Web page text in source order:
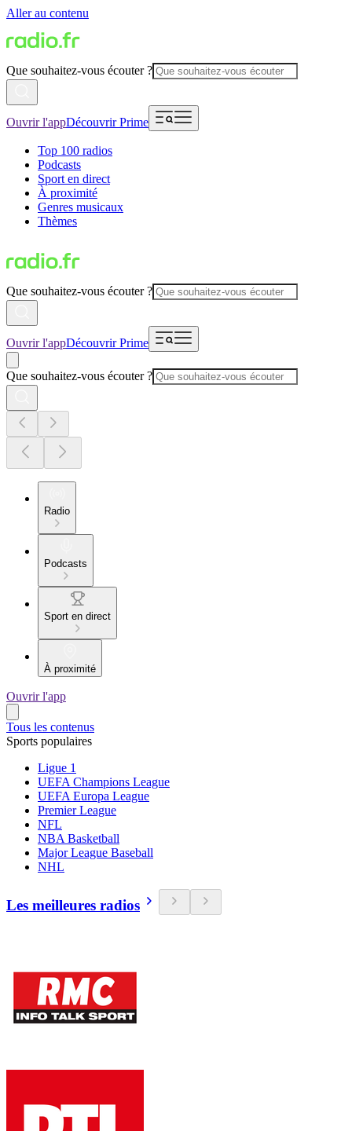
Aller au contenu
Que souhaitez-vous écouter ?
Ouvrir l'appDécouvrir Prime
Top 100 radios
Podcasts
Sport en direct
À proximité
Genres musicaux
Thèmes
Que souhaitez-vous écouter ?
Ouvrir l'appDécouvrir Prime
Que souhaitez-vous écouter ?
Radio
Podcasts
Sport en direct
À proximité
Ouvrir l'app
Tous les contenus
Sports populaires
Ligue 1
UEFA Champions League
UEFA Europa League
Premier League
NFL
NBA Basketball
Major League Baseball
NHL
Les meilleures radios